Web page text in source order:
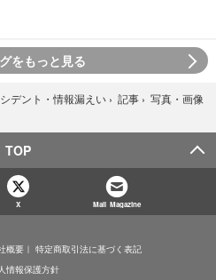
をもっと見る
デント・情報漏えい › 記事 › 写真・画像
TOP
X Mail Magazine
概要
特定商取引法に基づく表記
情報保護方針